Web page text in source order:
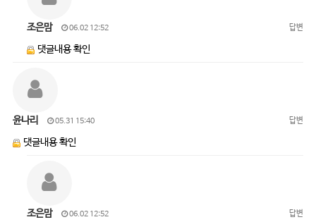
조은맘 06.02 12:52 답변
댓글내용 확인
윤나리 05.31 15:40 답변
댓글내용 확인
조은맘 06.02 12:52 답변